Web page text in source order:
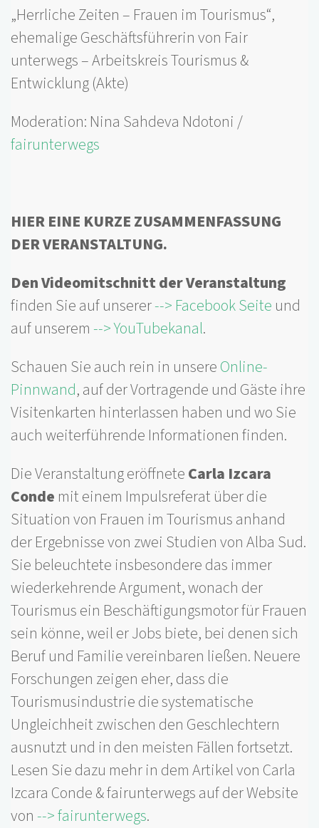
„Herrliche Zeiten – Frauen im Tourismus“,
ehemalige Geschäftsführerin von Fair
unterwegs – Arbeitskreis Tourismus &
Entwicklung (Akte)
Moderation: Nina Sahdeva Ndotoni /
fairunterwegs
HIER EINE KURZE ZUSAMMENFASSUNG
DER VERANSTALTUNG.
Den Videomitschnitt der Veranstaltung
finden Sie auf unserer--> Facebook Seite und
auf unserem --> YouTubekanal.
Schauen Sie auch rein in unsereOnline-
Pinnwand, auf der Vortragende und Gäste ihre
Visitenkarten hinterlassen haben und wo Sie
auch weiterführende Informationen finden.
Die Veranstaltung eröffneteCarla Izcara
Conde mit einem Impulsreferat über die
Situation von Frauen im Tourismus anhand
der Ergebnisse von zwei Studien von Alba Sud.
Sie beleuchtete insbesondere das immer
wiederkehrende Argument, wonach der
Tourismus ein Beschäftigungsmotor für Frauen
sein könne, weil er Jobs biete, bei denen sich
Beruf und Familie vereinbaren ließen. Neuere
Forschungen zeigen eher, dass die
Tourismusindustrie die systematische
Ungleichheit zwischen den Geschlechtern
ausnutzt und in den meisten Fällen fortsetzt.
Lesen Sie dazu mehr in dem Artikel von Carla
Izcara Conde & fairunterwegs auf der Website
von --> fairunterwegs.